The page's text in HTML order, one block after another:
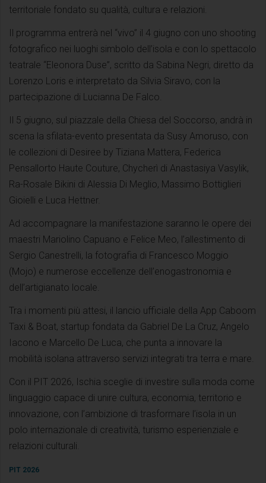
territoriale fondato su qualità, cultura e relazioni.
Il programma entrerà nel “vivo” il 4 giugno con uno shooting
fotografico nei luoghi simbolo dell’isola e con lo spettacolo
teatrale “Eleonora Duse”, scritto da Sabina Negri, diretto da
Lorenzo Loris e interpretato da Silvia Siravo, con la
partecipazione di Lucianna De Falco.
Il 5 giugno, sul piazzale della Chiesa del Soccorso, andrà in
scena la sfilata-evento presentata da Susy Amoruso, con
le collezioni di Desiree by Tiziana Mattera, Federica
Pensallorto Haute Couture, Chycherì di Anastasiya Vasylik,
Ra-Rosale Bikini di Alessia Di Meglio, Massimo Bottiglieri
Gioielli e Luca Hettner.
Ad accompagnare la manifestazione saranno le opere dei
maestri Mariolino Capuano e Felice Meo, l’allestimento di
Sergio Canestrelli, la fotografia di Francesco Moggio
(Mojo) e numerose eccellenze dell’enogastronomia e
dell’artigianato locale.
Tra i momenti più attesi, il lancio ufficiale della App Caboom
Taxi & Boat, startup fondata da Gabriel De La Cruz, Angelo
Iacono e Marcello De Luca, che punta a innovare la
mobilità isolana attraverso servizi integrati tra terra e mare.
Con il PIT 2026, Ischia sceglie di investire sulla moda come
linguaggio capace di unire cultura, economia, territorio e
innovazione, con l’ambizione di trasformare l’isola in un
polo internazionale di creatività, turismo esperienziale e
relazioni culturali.
PIT 2026